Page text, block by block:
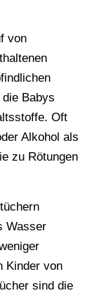
von
Babys
Oft
Alkohol als
zu Rötungen
Wasser
Kinder von
sind die